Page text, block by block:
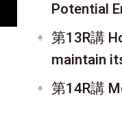
Potential
第13R講
maintain
第14R講